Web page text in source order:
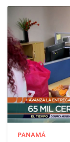
PANAMÁ